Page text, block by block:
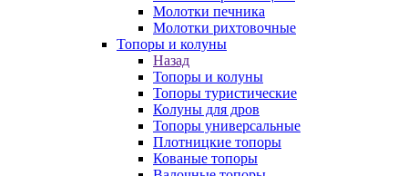
Молотки печника
Молотки рихтовочные
Топоры и колуны
Назад
Топоры и колуны
Топоры туристические
Колуны для дров
Топоры универсальные
Плотницкие топоры
Кованые топоры